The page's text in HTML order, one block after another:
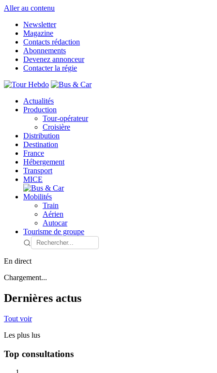
Aller au contenu
Newsletter
Magazine
Contacts rédaction
Abonnements
Devenez annonceur
Contacter la régie
Actualités
Production
Tour-opérateur
Croisière
Distribution
Destination
France
Hébergement
Transport
MICE
Mobilités
Train
Aérien
Autocar
Tourisme de groupe
En direct
Chargement...
Dernières actus
Tout voir
Les plus lus
Top consultations